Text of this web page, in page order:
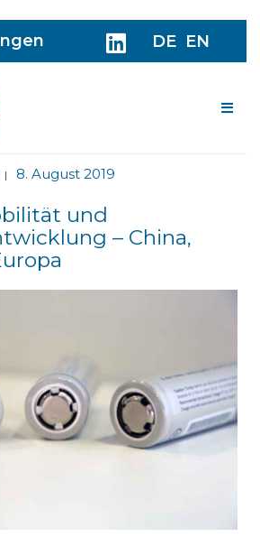
DE EN
| 8. August 2019
und
– China,